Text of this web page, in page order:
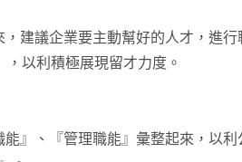
建議企業要主動幫好的人才，進行
以利積極展現留才力度。
』、『管理職能』彙整起來，以利